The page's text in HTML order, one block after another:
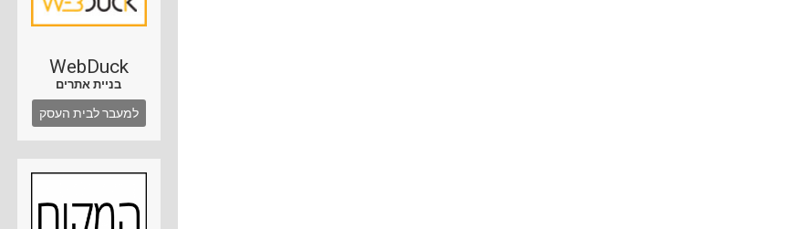
WebDuck
בניית אתרים
למעבר לבית העסק